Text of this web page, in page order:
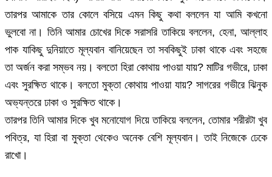
তারপর আমাকে তার কোলে বসিয়ে এমন কিছু কথা বললেন যা আমি কখনো
ভুলবো না। তিনি আমার চোখের দিকে সরাসরি তাকিয়ে বললেন, হেনা, আল্লাহ
পাক যাকিছু দুনিয়াতে মূল্যবান বানিয়েছেন তা সবকিছুই ঢাকা থাকে এবং সহজে
তা অর্জন করা সম্ভব নয়। বলতো হিরা কোথায় পাওয়া যায়? মাটির গভীরে, ঢাকা
এবং সুরক্ষিত থাকে। বলতো মুক্তা কোথায় পাওয়া যায়? সাগরের গভীরে ঝিনুক
অভ্যন্তরে ঢাকা ও সুরক্ষিত থাকে।
তারপর তিনি আমার দিকে খুব মনোযোগ দিয়ে তাকিয়ে বললেন, তোমার শরীরটা খুব
পবিত্র, যা হিরা বা মুক্তা থেকেও অনেক বেশি মূল্যবান। তাই নিজেকে ঢেকে
রাখো।